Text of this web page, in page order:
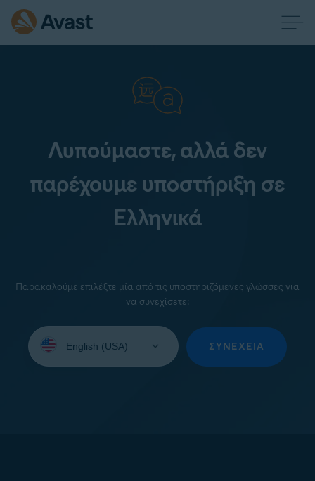
Λυπούμαστε, αλλά δεν
παρέχουμε υποστήριξη σε
Ελληνικά
Παρακαλούμε επιλέξτε μία από τις υποστηριζόμενες γλώσσες για
να συνεχίσετε:
your
ΣΥΝΈΧΕΙΑ